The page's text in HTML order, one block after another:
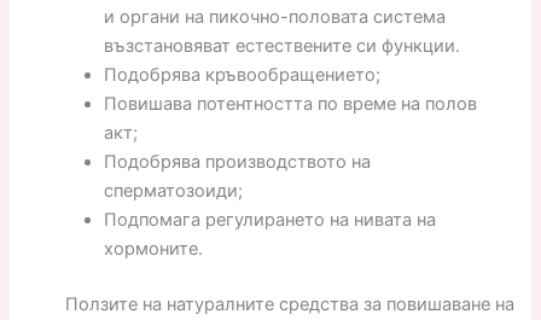
и органи на пикочно-половата система
възстановяват естествените си функции.
Подобрява кръвообращението;
Повишава потентността по време на полов
акт;
Подобрява производството на
сперматозоиди;
Подпомага регулирането на нивата на
хормоните.
Ползите на натуралните средства за повишаване на